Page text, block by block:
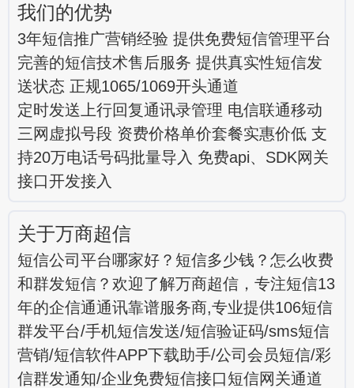
我们的优势
3年短信推广营销经验 提供免费短信管理平台
完善的短信技术售后服务 提供真实性短信发
送状态 正规1065/1069开头通道
定时发送上行回复通讯录管理 电信联通移动
三网虚拟号段 资费价格单价套餐实惠价低 支
持20万电话号码批量导入 免费api、SDK网关
接口开发接入
关于万商超信
短信公司平台哪家好？短信多少钱？怎么收费
和群发短信？欢迎了解万商超信，专注短信13
年的企信通通讯靠谱服务商,专业提供106短信
群发平台/手机短信发送/短信验证码/sms短信
营销/短信软件APP下载助手/公司会员短信/彩
信群发通知/企业免费短信接口短信网关通道